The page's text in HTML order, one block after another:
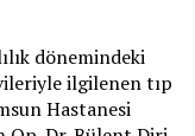
dönemindeki
ilgilenen tıp
Hastanesi